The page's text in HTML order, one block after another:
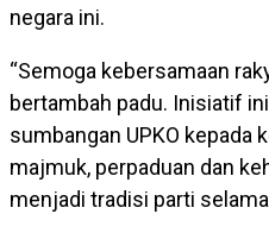
negara ini.
“Semoga kebersamaan
bertambah padu. Inisiatif
sumbangan UPKO kepada
majmuk, perpaduan dan
menjadi tradisi parti selama